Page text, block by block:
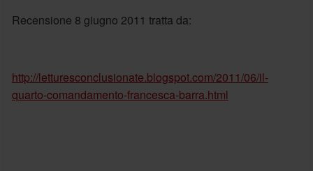
Recensione 8 giugno 2011 tratta da:
http://letturesconclusionate.blogspot.com/2011/06/il-
quarto-comandamento-francesca-barra.html